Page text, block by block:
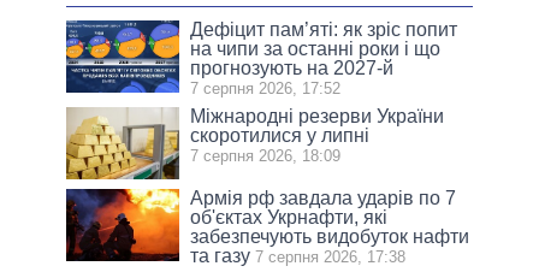
Дефіцит пам’яті: як зріс попит
на чипи за останні роки і що
прогнозують на 2027-й
7 серпня 2026, 17:52
Міжнародні резерви України
скоротилися у липні
7 серпня 2026, 18:09
Армія рф завдала ударів по 7
об'єктах Укрнафти, які
забезпечують видобуток нафти
та газу 7 серпня 2026, 17:38